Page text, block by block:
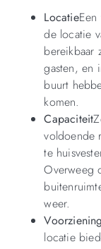
Locatie
de locatie
bereikbaar
gasten, en
buurt
komen.
Capaciteit
voldoende
te
Overweeg
weer.
locatie